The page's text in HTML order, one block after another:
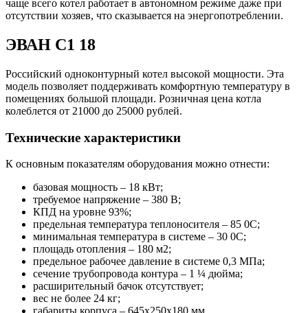
чаще всего котел работает в автономном режиме даже при
отсутствии хозяев, что сказывается на энергопотреблении.
ЭВАН С1 18
Российский одноконтурный котел высокой мощности. Эта
модель позволяет поддерживать комфортную температуру в
помещениях большой площади. Розничная цена котла
колеблется от 21000 до 25000 рублей.
Технические характеристики
К основным показателям оборудования можно отнести:
базовая мощность – 18 кВт;
требуемое напряжение – 380 В;
КПД на уровне 93%;
предельная температура теплоносителя – 85 0С;
минимальная температура в системе – 30 0С;
площадь отопления – 180 м2;
предельное рабочее давление в системе 0,3 МПа;
сечение трубопровода контура – 1 ¼ дюйма;
расширительный бачок отсутствует;
вес не более 24 кг;